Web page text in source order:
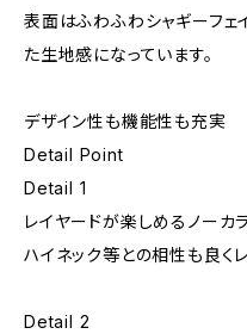
表面はふわふわシャギーフェ
た生地感になっています。
デザイン性も機能性も充実
Detail Point
Detail 1
レイヤードが楽しめるノーカ
ハイネック等との相性も良く
Detail 2